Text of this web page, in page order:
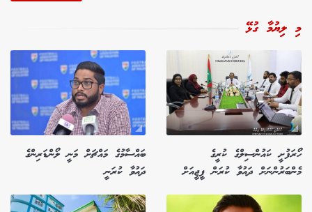
މި ލިޔުމާ ގުޅޭ
ހޯރަފުށީ ކައުންސިލްގެ ކުރީގެ
މެންބަރުންނަށް ދައުވާ ކުރަން ޕީޖީއަށް
ބައްސާމުގެ މައްޗަށް މަނީ ލޯންޑަރިންގެ
ދައުވާ ކުރަނީ